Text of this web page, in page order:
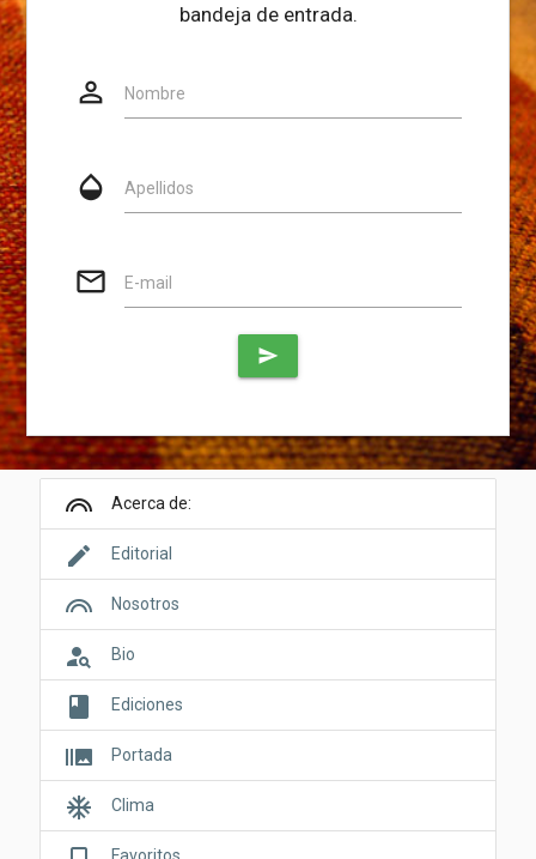
bandeja de entrada.
person_outline Nombre
opacity Apellidos
mail_outline E-mail
Website
send
looks Acerca de:
edit Editorial
looks Nosotros
person_search Bio
book Ediciones
burst_mode Portada
ac_unit Clima
Favoritos